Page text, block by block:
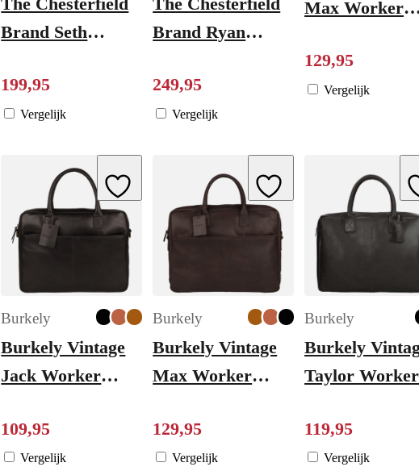
Brand Seth
brown
199,95
Vergelijk
Brand Ryan
black
249,95
Vergelijk
Max Worker
129,95
Vergelijk
Add to Wishlist
Burkely
Burkely Vintage
Jack Worker
109,95
Vergelijk
Add to Wishlist
Burkely
Burkely Vintage
Max Worker
129,95
Vergelijk
Burkely
Burkely
Taylor Worker
119,95
Vergelijk